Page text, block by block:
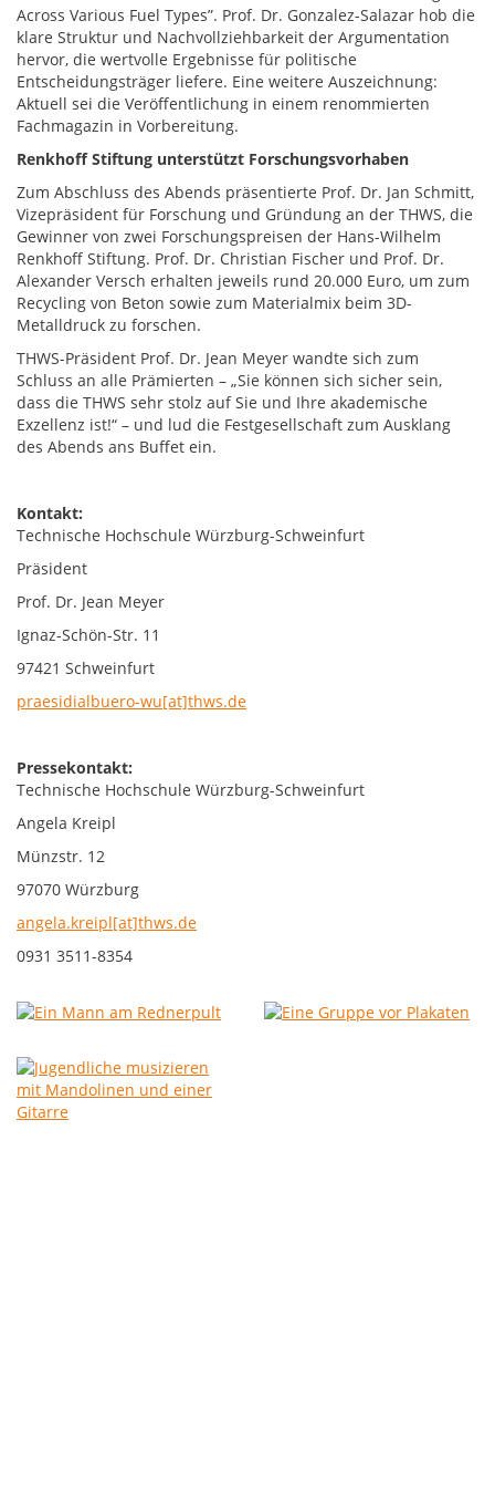
Across Various Fuel Types”. Prof. Dr. Gonzalez-Salazar hob die
klare Struktur und Nachvollziehbarkeit der Argumentation
hervor, die wertvolle Ergebnisse für politische
Entscheidungsträger liefere. Eine weitere Auszeichnung:
Aktuell sei die Veröffentlichung in einem renommierten
Fachmagazin in Vorbereitung.
Renkhoff Stiftung unterstützt Forschungsvorhaben
Zum Abschluss des Abends präsentierte Prof. Dr. Jan Schmitt,
Vizepräsident für Forschung und Gründung an der THWS, die
Gewinner von zwei Forschungspreisen der Hans-Wilhelm
Renkhoff Stiftung. Prof. Dr. Christian Fischer und Prof. Dr.
Alexander Versch erhalten jeweils rund 20.000 Euro, um zum
Recycling von Beton sowie zum Materialmix beim 3D-
Metalldruck zu forschen.
THWS-Präsident Prof. Dr. Jean Meyer wandte sich zum
Schluss an alle Prämierten – „Sie können sich sicher sein,
dass die THWS sehr stolz auf Sie und Ihre akademische
Exzellenz ist!“ – und lud die Festgesellschaft zum Ausklang
des Abends ans Buffet ein.
Kontakt:
Technische Hochschule Würzburg-Schweinfurt
Präsident
Prof. Dr. Jean Meyer
Ignaz-Schön-Str. 11
97421 Schweinfurt
praesidialbuero-wu[at]thws.de
Pressekontakt:
Technische Hochschule Würzburg-Schweinfurt
Angela Kreipl
Münzstr. 12
97070 Würzburg
angela.kreipl[at]thws.de
0931 3511-8354